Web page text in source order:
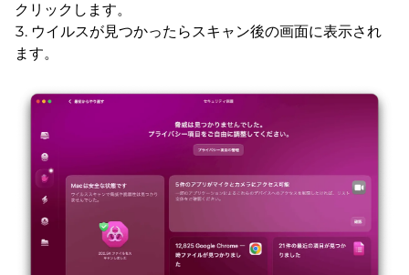
クリックします。
ウイルスが見つかったらスキャン後の画面に表示され
ます。